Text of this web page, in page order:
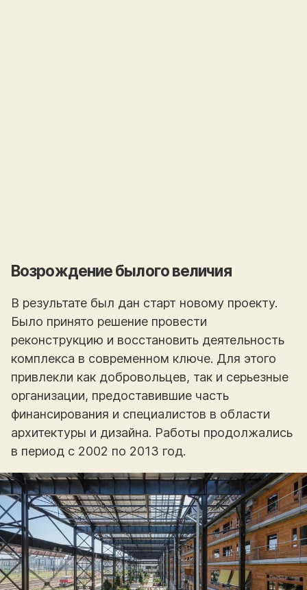
Возрождение былого величия
В результате был дан старт новому проекту.
Было принято решение провести
реконструкцию и восстановить деятельность
комплекса в современном ключе. Для этого
привлекли как добровольцев, так и серьезные
организации, предоставившие часть
финансирования и специалистов в области
архитектуры и дизайна. Работы продолжались
в период с 2002 по 2013 год.